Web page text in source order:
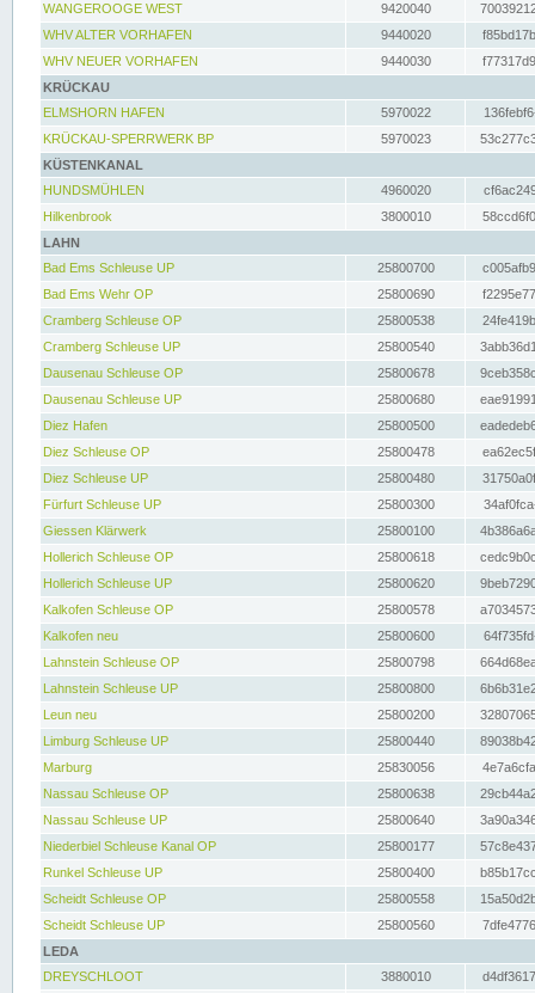
WANGEROOGE WEST
9420040
WHV ALTER VORHAFEN
9440020
WHV NEUER VORHAFEN
9440030
KRÜCKAU
ELMSHORN HAFEN
5970022
KRÜCKAU-SPERRWERK BP
5970023
KÜSTENKANAL
HUNDSMÜHLEN
4960020
Hilkenbrook
3800010
LAHN
Bad Ems Schleuse UP
25800700
Bad Ems Wehr OP
25800690
Cramberg Schleuse OP
25800538
Cramberg Schleuse UP
25800540
Dausenau Schleuse OP
25800678
Dausenau Schleuse UP
25800680
Diez Hafen
25800500
Diez Schleuse OP
25800478
Diez Schleuse UP
25800480
Fürfurt Schleuse UP
25800300
Giessen Klärwerk
25800100
Hollerich Schleuse OP
25800618
Hollerich Schleuse UP
25800620
Kalkofen Schleuse OP
25800578
Kalkofen neu
25800600
Lahnstein Schleuse OP
25800798
Lahnstein Schleuse UP
25800800
Leun neu
25800200
Limburg Schleuse UP
25800440
Marburg
25830056
Nassau Schleuse OP
25800638
Nassau Schleuse UP
25800640
Niederbiel Schleuse Kanal OP
25800177
Runkel Schleuse UP
25800400
Scheidt Schleuse OP
25800558
Scheidt Schleuse UP
25800560
LEDA
DREYSCHLOOT
3880010